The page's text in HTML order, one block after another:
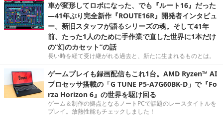
車が変形してロボになった、でも『ルート16』だった
―41年ぶり完全新作『ROUTE16R』開発者インタビュ
ー。新旧スタッフが語るシリーズの魂。そして41年
前、たった1人のために手作業で直した世界に1本だけ
の“幻のカセット”の話
長い時を経て受け継がれる過去と、新たに生まれるものとは。
ゲームプレイも録画配信もこれ1台。AMD Ryzen™ AI
プロセッサ搭載の「G TUNE P5-A7G60BK-D」で『Fo
rza Horizon 6』の世界を駆け回る
ゲーム＆制作の拠点となるノートPCで話題のレースタイトルを
プレイ。放熱性能もチェックしました！